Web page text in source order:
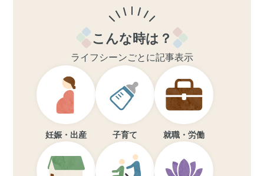
こんな時は？
ライフシーンごとに記事表示
妊娠・出産 子育て 就職・労働